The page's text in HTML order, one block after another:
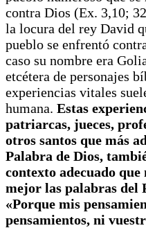
contra Dios (Ex. 3,10;
la locura del rey David
pueblo se enfrentó
caso su nombre era
etcétera de personajes
experiencias vitales
humana. Estas
patriarcas, jueces,
otros santos que más
Palabra de Dios,
contexto adecuado
mejor las palabras del
«Porque mis
pensamientos, ni